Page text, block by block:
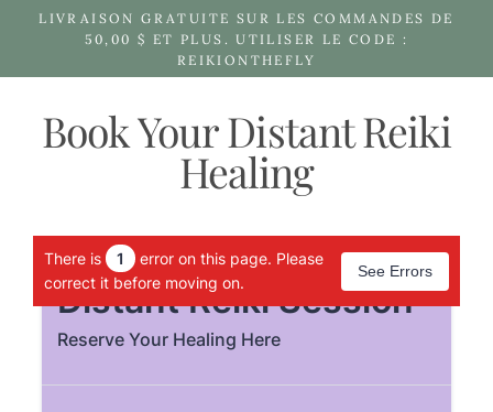
PasserLIVRAISON GRATUITE SUR LES COMMANDES DE
50,00 $ ET PLUS. UTILISER LE CODE :
REIKIONTHEFLY
Book Your Distant Reiki
Healing